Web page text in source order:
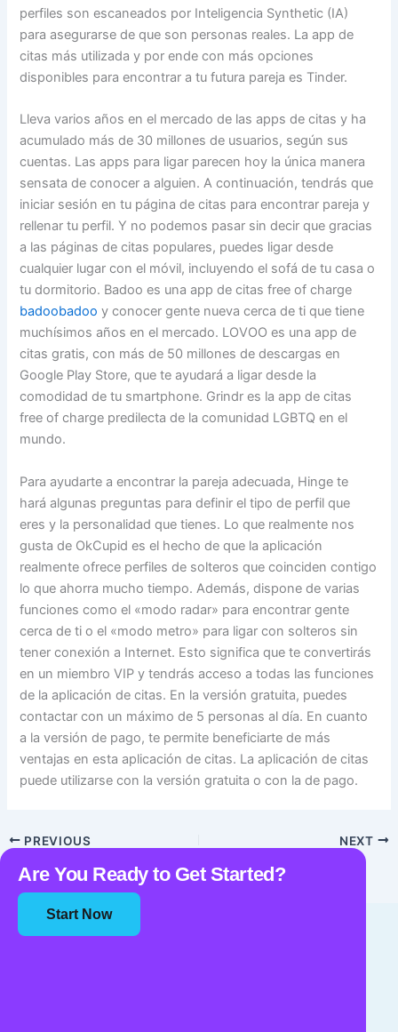
perfiles son escaneados por Inteligencia Synthetic (IA)
para asegurarse de que son personas reales. La app de
citas más utilizada y por ende con más opciones
disponibles para encontrar a tu futura pareja es Tinder.
Lleva varios años en el mercado de las apps de citas y ha
acumulado más de 30 millones de usuarios, según sus
cuentas. Las apps para ligar parecen hoy la única manera
sensata de conocer a alguien. A continuación, tendrás que
iniciar sesión en tu página de citas para encontrar pareja y
rellenar tu perfil. Y no podemos pasar sin decir que gracias
a las páginas de citas populares, puedes ligar desde
cualquier lugar con el móvil, incluyendo el sofá de tu casa o
tu dormitorio. Badoo es una app de citas free of charge
badoobadoo y conocer gente nueva cerca de ti que tiene
muchísimos años en el mercado. LOVOO es una app de
citas gratis, con más de 50 millones de descargas en
Google Play Store, que te ayudará a ligar desde la
comodidad de tu smartphone. Grindr es la app de citas
free of charge predilecta de la comunidad LGBTQ en el
mundo.
Para ayudarte a encontrar la pareja adecuada, Hinge te
hará algunas preguntas para definir el tipo de perfil que
eres y la personalidad que tienes. Lo que realmente nos
gusta de OkCupid es el hecho de que la aplicación
realmente ofrece perfiles de solteros que coinciden contigo
lo que ahorra mucho tiempo. Además, dispone de varias
funciones como el «modo radar» para encontrar gente
cerca de ti o el «modo metro» para ligar con solteros sin
tener conexión a Internet. Esto significa que te convertirás
en un miembro VIP y tendrás acceso a todas las funciones
de la aplicación de citas. En la versión gratuita, puedes
contactar con un máximo de 5 personas al día. En cuanto
a la versión de pago, te permite beneficiarte de más
ventajas en esta aplicación de citas. La aplicación de citas
puede utilizarse con la versión gratuita o con la de pago.
PREVIOUS NEXT
Are You Ready to Get Started?
Start Now